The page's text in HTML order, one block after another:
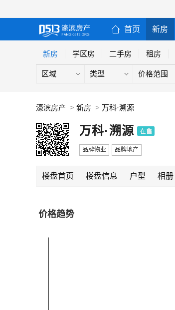
首页 新房
新房 学区房 二手房 租房
区域 类型 价格范围
濠滨房产 > 新房 > 万科·溯源
万科·溯源
品牌物业 品牌地产
楼盘首页 楼盘信息 户型 相册